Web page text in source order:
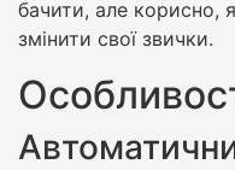
бачити, але корисно,
змінити свої звички.